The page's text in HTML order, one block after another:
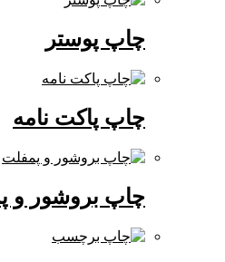
چاپ پوستر
چاپ پاکت نامه
چاپ بروشور و پمفلت